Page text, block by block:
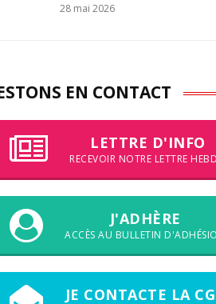
28 mai 2026
EN CONTACT
LETTRE D'INFO
RECEVOIR NOTRE LETTRE
J'ADHÈRE
ACCÈS AU BULLETIN
JE CONTACTE LA